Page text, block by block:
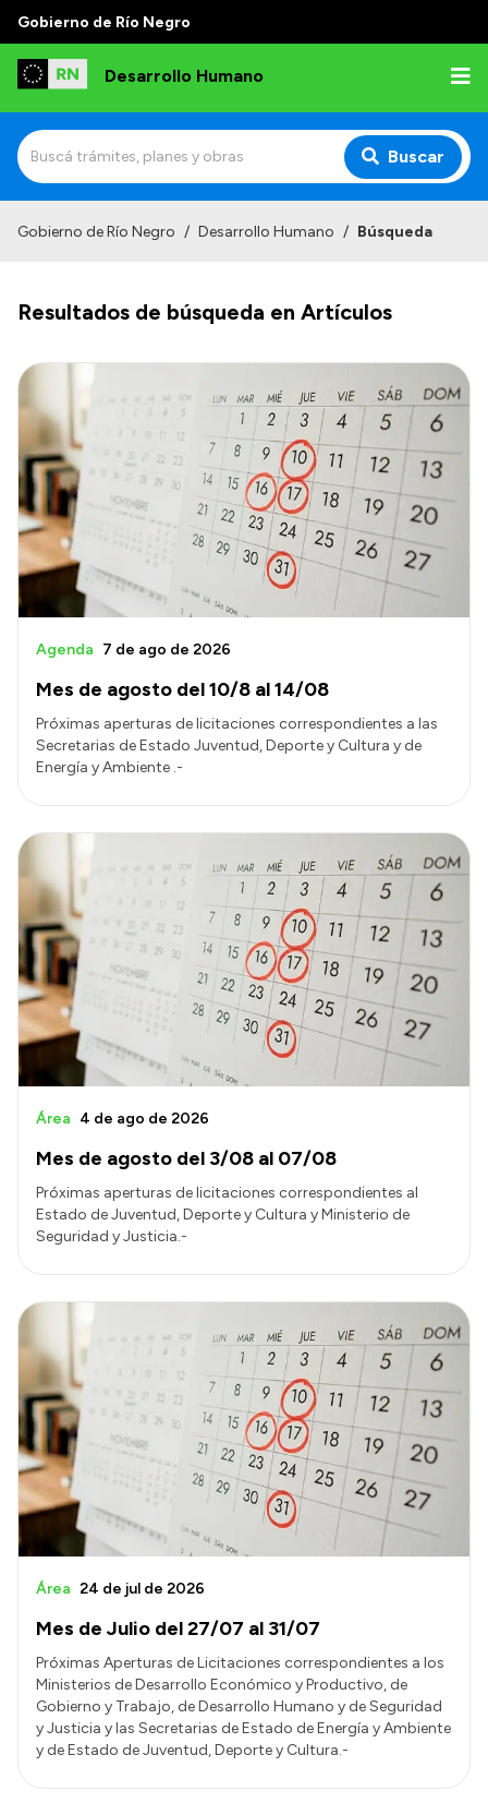
Gobierno de Río Negro
Desarrollo Humano
Buscar
Misión
Autoridades
Normativa
Transparencia
Presupuesto
Boletín Oficial
Compras y licitaciones
Convocatorias
Intranet
Gobierno de Río Negro / Desarrollo Humano / Búsqueda
Resultados de búsqueda en Artículos
Mes de agosto del 10/8 al 14/08
Agenda 7 de ago de 2026
Próximas aperturas de licitaciones correspondientes a las
Secretarias de Estado Juventud, Deporte y Cultura y de
Energía y Ambiente .-
Mes de agosto del 3/08 al 07/08
Área 4 de ago de 2026
Próximas aperturas de licitaciones correspondientes al
Estado de Juventud, Deporte y Cultura y Ministerio de
Seguridad y Justicia.-
Mes de Julio del 27/07 al 31/07
Área 24 de jul de 2026
Próximas Aperturas de Licitaciones correspondientes a los
Ministerios de Desarrollo Económico y Productivo, de
Gobierno y Trabajo, de Desarrollo Humano y de Seguridad
y Justicia y las Secretarias de Estado de Energía y Ambiente
y de Estado de Juventud, Deporte y Cultura.-